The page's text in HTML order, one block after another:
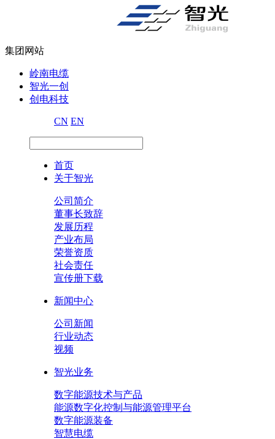
集团网站
岭南电缆
智光一创
创电科技
CN EN
首页
关于智光
公司简介
董事长致辞
发展历程
产业布局
荣誉资质
社会责任
宣传册下载
新闻中心
公司新闻
行业动态
视频
智光业务
数字能源技术与产品
能源数字化控制与能源管理平台
数字能源装备
智慧电缆